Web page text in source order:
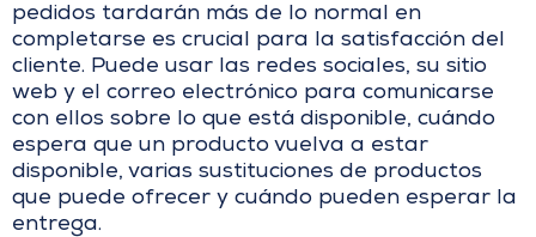
pedidos tardarán más de lo normal en
completarse es crucial para la satisfacción del
cliente. Puede usar las redes sociales, su sitio
web y el correo electrónico para comunicarse
con ellos sobre lo que está disponible, cuándo
espera que un producto vuelva a estar
disponible, varias sustituciones de productos
que puede ofrecer y cuándo pueden esperar la
entrega.